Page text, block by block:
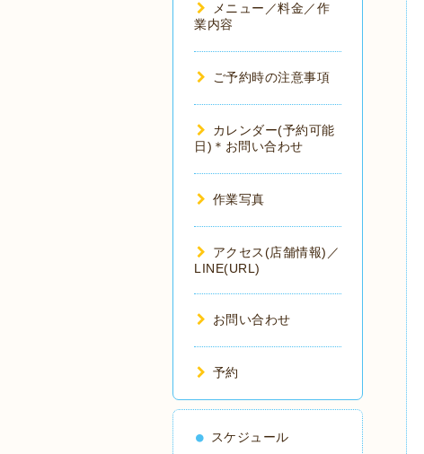
メニュー／料金／作
業内容
ご予約時の注意事項
カレンダー(予約可能
日)＊お問い合わせ
作業写真
アクセス(店舗情報)／
LINE(URL)
お問い合わせ
予約
スケジュール